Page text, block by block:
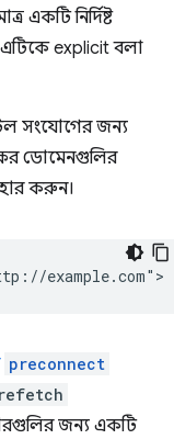
একটি নির্দিষ্ট
explicit বলা
সংযোগের জন্য
ডোমেনগুলির
করুন।
preconnect
জন্য একটি